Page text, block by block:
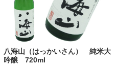
八海山（はっかいさん） 純米大
吟醸 720ml